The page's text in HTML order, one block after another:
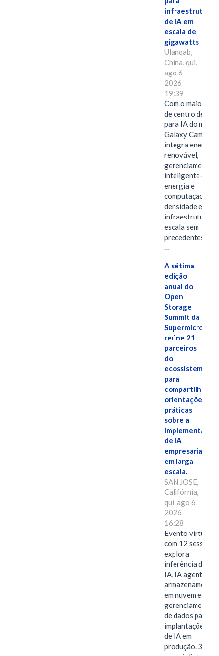
infraestrutura
de IA em
escala de
gigawatts
Ulanqab,
China, qui,
ago 6
2026
19:39
Com o maior
de centro de
para IA do
Galaxy Campus
integra energia
renovável,
gerenciamento
inteligente de
energia e
computação de
densidade em
infraestrutura
escala sem
…
A sétima
edição
anual do
Open
Storage
Summit da
Supermicro
reúne 21
parceiros
do
ecossistema
para
compartilhar
orientações
práticas
sobre a
implementação
de IA
empresarial
em larga
escala.
SAN JOSE,
Califórnia,
qui, ago 6
2026
16:28
Evento virtual
com 12 sessões
explora
inferência de
IA, IA agentiva,
armazenamento
em nuvem e
gerenciamento
de dados para
implantações
de IA em
produção. 38